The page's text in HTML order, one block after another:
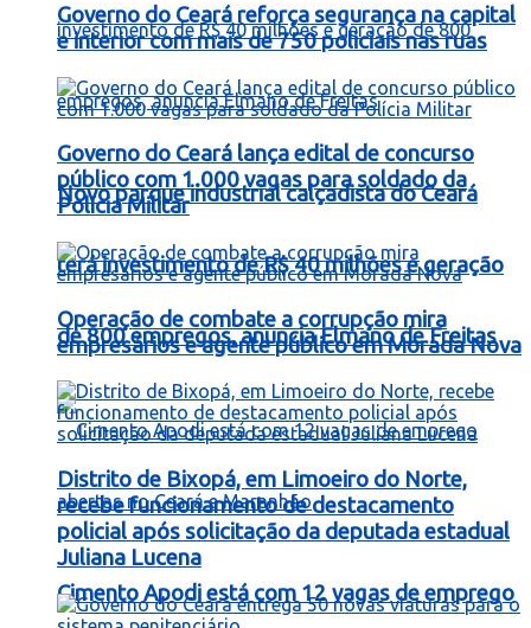
Novo parque industrial calçadista do Ceará
terá investimento de R$ 40 milhões e geração
de 800 empregos, anuncia Elmano de Freitas
Cimento Apodi está com 12 vagas de emprego
Governo do Ceará reforça segurança na capital
e interior com mais de 750 policiais nas ruas
Governo do Ceará lança edital de concurso
público com 1.000 vagas para soldado da
Polícia Militar
Operação de combate a corrupção mira
empresários e agente público em Morada Nova
Distrito de Bixopá, em Limoeiro do Norte,
recebe funcionamento de destacamento
policial após solicitação da deputada estadual
Juliana Lucena